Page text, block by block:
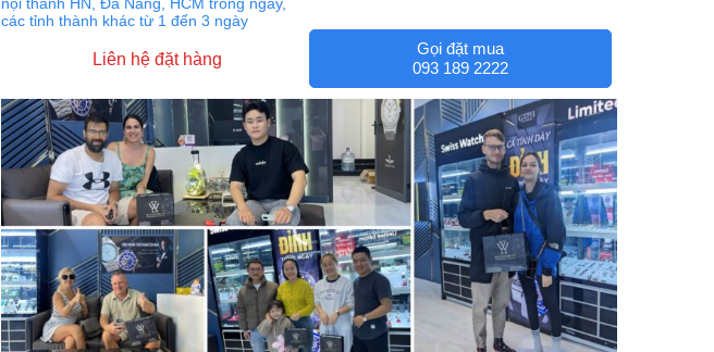
các tỉnh thành khác từ 1 đến 3 ngày
Liên hệ đặt hàng
Gọi đặt mua
093 189 2222